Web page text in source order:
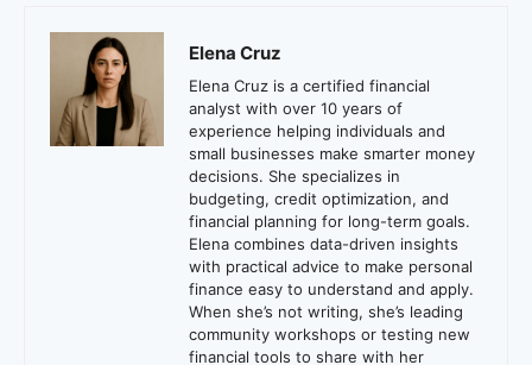
Elena Cruz
Elena Cruz is a certified financial
analyst with over 10 years of
experience helping individuals and
small businesses make smarter money
decisions. She specializes in
budgeting, credit optimization, and
financial planning for long-term goals.
Elena combines data-driven insights
with practical advice to make personal
finance easy to understand and apply.
When she’s not writing, she’s leading
community workshops or testing new
financial tools to share with her